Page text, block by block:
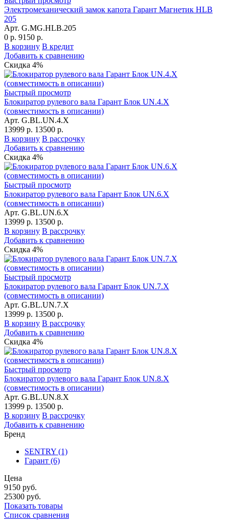
Электромеханический замок капота Гарант Магнетик HLB
205
Арт. G.MG.HLB.205
0 р. 9150 р.
В корзину В кредит
Добавить к сравнению
Скидка 4%
Быстрый просмотр
Блокиратор рулевого вала Гарант Блок UN.4.X
(совместимость в описании)
Арт. G.BL.UN.4.X
13999 р. 13500 р.
В корзину В рассрочку
Добавить к сравнению
Скидка 4%
Быстрый просмотр
Блокиратор рулевого вала Гарант Блок UN.6.X
(совместимость в описании)
Арт. G.BL.UN.6.X
13999 р. 13500 р.
В корзину В рассрочку
Добавить к сравнению
Скидка 4%
Быстрый просмотр
Блокиратор рулевого вала Гарант Блок UN.7.X
(совместимость в описании)
Арт. G.BL.UN.7.X
13999 р. 13500 р.
В корзину В рассрочку
Добавить к сравнению
Скидка 4%
Быстрый просмотр
Блокиратор рулевого вала Гарант Блок UN.8.X
(совместимость в описании)
Арт. G.BL.UN.8.X
13999 р. 13500 р.
В корзину В рассрочку
Добавить к сравнению
Бренд
SENTRY (1)
Гарант (6)
Цена
9150 руб.
25300 руб.
Показать товары
Список сравнения